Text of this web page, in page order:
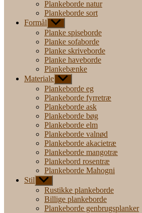
Plankeborde natur
Plankeborde sort
Formål Vis
undermenu
Planke spiseborde
Planke sofaborde
Planke skriveborde
Planke haveborde
Plankebænke
Materiale Vis
undermenu
Plankeborde eg
Plankeborde fyrretræ
Plankeborde ask
Plankeborde bøg
Plankeborde elm
Plankeborde valnød
Plankeborde akacietræ
Plankeborde mangotræ
Plankebord rosentræ
Plankeborde Mahogni
Stil Vis
undermenu
Rustikke plankeborde
Billige plankeborde
Plankeborde genbrugsplanker